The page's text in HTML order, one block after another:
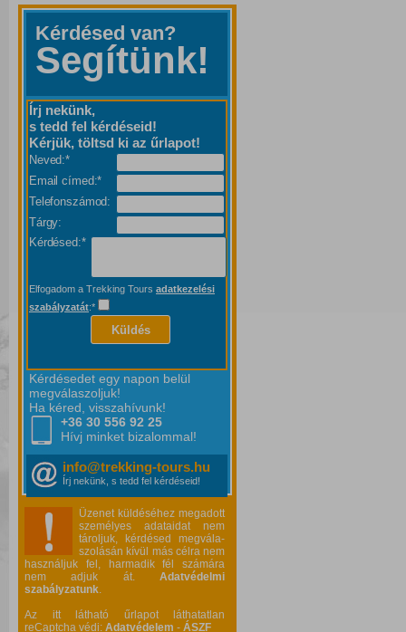
Kérdésed van?
Segítünk!
Írj nekünk,
s tedd fel kérdéseid!
Kérjük, töltsd ki az űrlapot!
Neved:*
Email címed:*
Telefonszámod:
Tárgy:
Kérdésed:*
Elfogadom a Trekking Tours adatkezelési
szabályzatát:*
Küldés
Kérdésedet egy napon belül
megválaszoljuk!
Ha kéred, visszahívunk!
+36 30 556 92 25
Hívj minket bizalommal!
info@trekking-tours.hu
Írj nekünk, s tedd fel kérdéseid!
Üzenet küldéséhez megadott
személyes adataidat nem
tároljuk, kérdésed megvála-
szolásán kívül más célra nem
használjuk fel, harmadik fél számára
nem adjuk át. Adatvédelmi
szabályzatunk.
Az itt látható űrlapot láthatatlan
reCaptcha védi: Adatvédelem - ÁSZF